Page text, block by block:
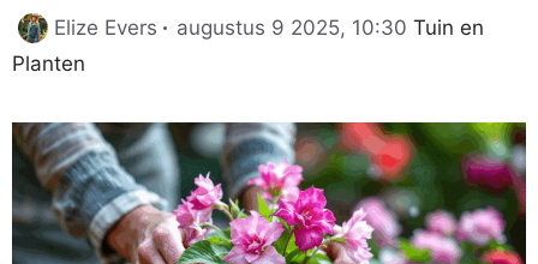
Elize Evers augustus 9 2025, 10:30 Categorieën
Tuin en
Planten